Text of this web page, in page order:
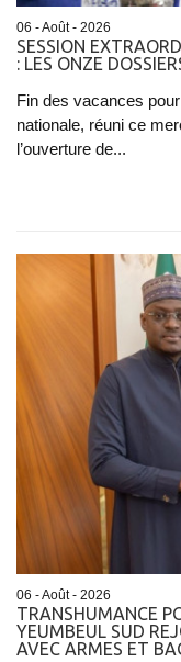
06 - Août - 2026
SESSION
: LES ONZE
Fin des vacances
nationale, réuni ce
l’ouverture de...
06 - Août - 2026
TRANSHUMANCE
YEUMBEUL SUD
AVEC ARMES ET